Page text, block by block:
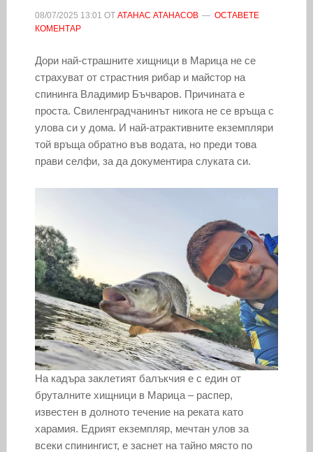
08/07/2025 13:01 ОТ АТАНАС АТАНАСОВ
ОСТАВЕТЕ
КОМЕНТАР
Дори най-страшните хищници в Марица не се
страхуват от страстния рибар и майстор на
спининга Владимир Бъчваров. Причината е
проста. Свиленградчанинът никога не се връща с
улова си у дома. И най-атрактивните екземпляри
той връща обратно във водата, но преди това
прави селфи, за да документира слуката си.
На кадъра заклетият балъкчия е с един от
бруталните хищници в Марица – распер,
известен в долното течение на реката като
харамия. Едрият екземпляр, мечтан улов за
всеки спинингист, е заснет на тайно място по